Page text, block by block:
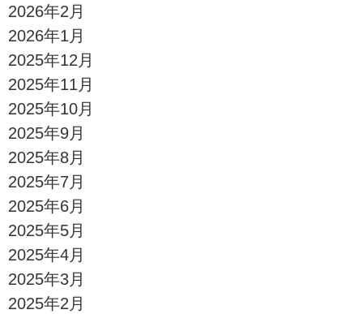
2026年2月
2026年1月
2025年12月
2025年11月
2025年10月
2025年9月
2025年8月
2025年7月
2025年6月
2025年5月
2025年4月
2025年3月
2025年2月